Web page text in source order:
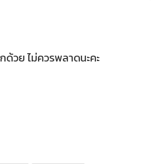
ด้วย ไม่ควรพลาดนะคะ